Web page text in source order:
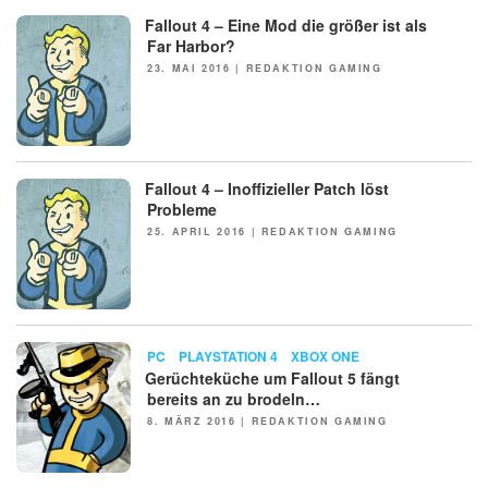
NEWS
Fallout 4 – Eine Mod die größer ist als
Far Harbor?
POSTED
23. MAI 2016 | REDAKTION GAMING
NEWS
Fallout 4 – Inoffizieller Patch löst
Probleme
POSTED
25. APRIL 2016 | REDAKTION GAMING
NEWS PC PLAYSTATION 4 XBOX ONE
Gerüchteküche um Fallout 5 fängt
bereits an zu brodeln…
POSTED
8. MÄRZ 2016 | REDAKTION GAMING